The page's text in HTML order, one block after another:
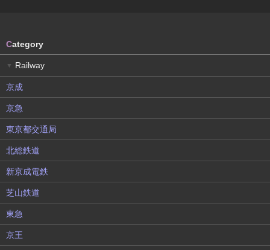
Category
▼ Railway
京成
京急
東京都交通局
北総鉄道
新京成電鉄
芝山鉄道
東急
京王